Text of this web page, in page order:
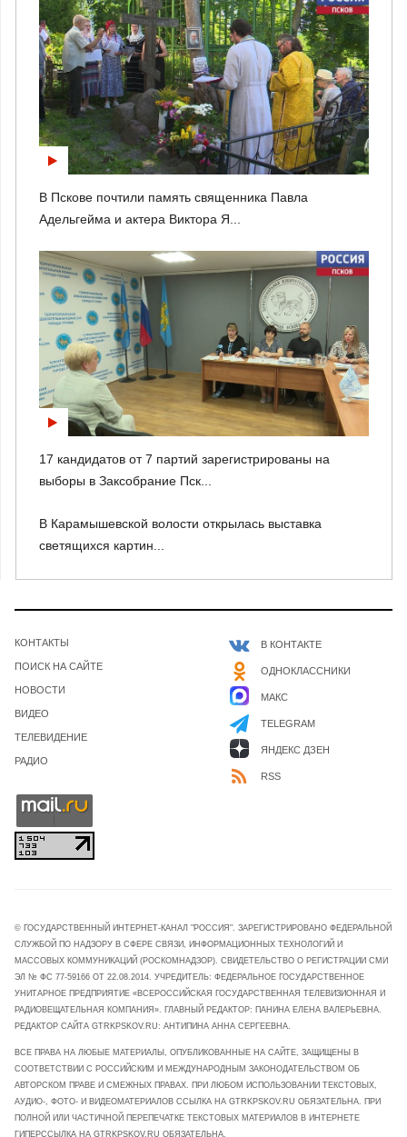
В Пскове почтили память священника Павла
Адельгейма и актера Виктора Я...
17 кандидатов от 7 партий зарегистрированы на
выборы в Заксобрание Пск...
В Карамышевской волости открылась выставка
светящихся картин...
КОНТАКТЫ
ПОИСК НА САЙТЕ
НОВОСТИ
ВИДЕО
ТЕЛЕВИДЕНИЕ
РАДИО
В КОНТАКТЕ
ОДНОКЛАССНИКИ
МАКС
TELEGRAM
ЯНДЕКС ДЗЕН
RSS
© ГОСУДАРСТВЕННЫЙ ИНТЕРНЕТ-КАНАЛ "РОССИЯ". ЗАРЕГИСТРИРОВАНО ФЕДЕРАЛЬНОЙ
СЛУЖБОЙ ПО НАДЗОРУ В СФЕРЕ СВЯЗИ, ИНФОРМАЦИОННЫХ ТЕХНОЛОГИЙ И
МАССОВЫХ КОММУНИКАЦИЙ (РОСКОМНАДЗОР). СВИДЕТЕЛЬСТВО О РЕГИСТРАЦИИ СМИ
ЭЛ № ФС 77-59166 ОТ 22.08.2014. УЧРЕДИТЕЛЬ: ФЕДЕРАЛЬНОЕ ГОСУДАРСТВЕННОЕ
УНИТАРНОЕ ПРЕДПРИЯТИЕ «ВСЕРОССИЙСКАЯ ГОСУДАРСТВЕННАЯ ТЕЛЕВИЗИОННАЯ И
РАДИОВЕЩАТЕЛЬНАЯ КОМПАНИЯ». ГЛАВНЫЙ РЕДАКТОР: ПАНИНА ЕЛЕНА ВАЛЕРЬЕВНА.
РЕДАКТОР САЙТА GTRKPSKOV.RU: АНТИПИНА АННА СЕРГЕЕВНА.
ВСЕ ПРАВА НА ЛЮБЫЕ МАТЕРИАЛЫ, ОПУБЛИКОВАННЫЕ НА САЙТЕ, ЗАЩИЩЕНЫ В
СООТВЕТСТВИИ С РОССИЙСКИМ И МЕЖДУНАРОДНЫМ ЗАКОНОДАТЕЛЬСТВОМ ОБ
АВТОРСКОМ ПРАВЕ И СМЕЖНЫХ ПРАВАХ. ПРИ ЛЮБОМ ИСПОЛЬЗОВАНИИ ТЕКСТОВЫХ,
АУДИО-, ФОТО- И ВИДЕОМАТЕРИАЛОВ ССЫЛКА НА GTRKPSKOV.RU ОБЯЗАТЕЛЬНА. ПРИ
ПОЛНОЙ ИЛИ ЧАСТИЧНОЙ ПЕРЕПЕЧАТКЕ ТЕКСТОВЫХ МАТЕРИАЛОВ В ИНТЕРНЕТЕ
ГИПЕРССЫЛКА НА GTRKPSKOV.RU ОБЯЗАТЕЛЬНА.